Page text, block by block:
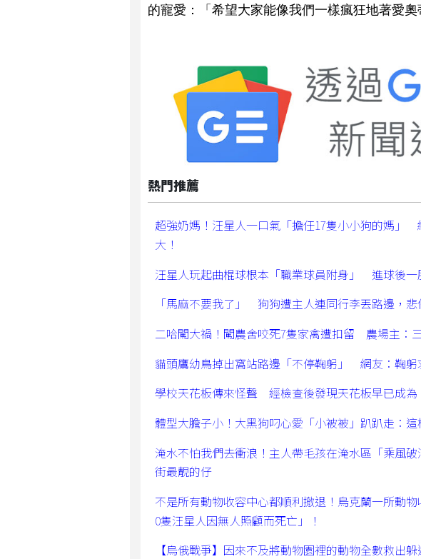
的寵愛：「希望大家能像我們一樣瘋狂地著愛奧
熱門推薦
超強奶媽！汪星人一口氣「擔任17隻小小狗的媽」
大！
汪星人玩起曲棍球根本「職業球員附身」 進球後一
「馬麻不要我了」 狗狗遭主人連同行李丟路邊，
二哈闖大禍！闖農舍咬死7隻家禽遭扣留 農場主：
貓頭鷹幼鳥掉出窩站路邊「不停鞠躬」 網友：鞠躬
學校天花板傳來怪聲 經檢查後發現天花板早已成為
體型大膽子小！大黑狗叼心愛「小被被」趴趴走：
淹水不怕我們去衝浪！主人帶毛孩在淹水區「乘風
街最靚的仔
不是所有動物收容中心都順利撤退！烏克蘭一所動
0隻汪星人因無人照顧而死亡」！
【烏俄戰爭】因來不及將動物園裡的動物全數救出